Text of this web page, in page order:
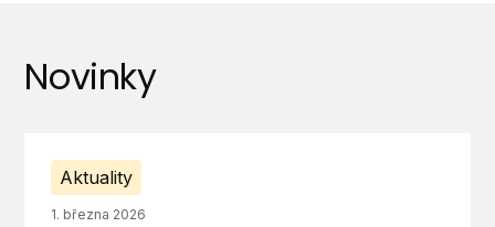
Novinky
Aktuality
1. března 2026